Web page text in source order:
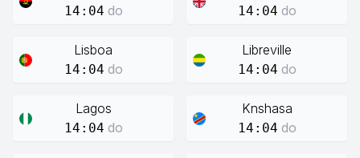
14:04 do 14:04 do
Lisboa
14:04 do
Libreville
14:04 do
Lagos
14:04 do
Knshasa
14:04 do